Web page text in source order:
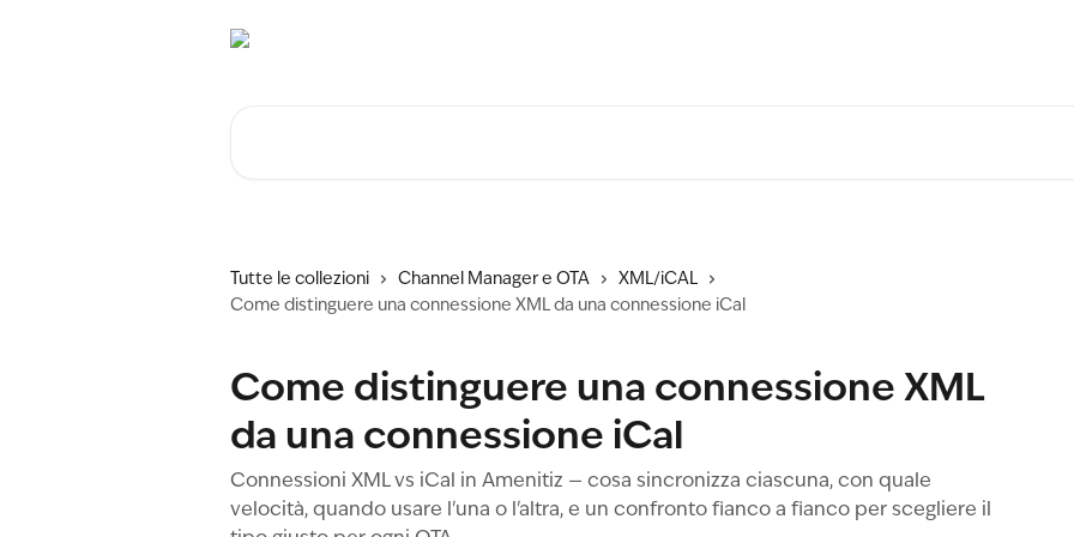
Tutte le collezioni Channel Manager e OTA
XML/iCAL
Come distinguere una connessione XML da una connessione iCal
Come distinguere una connessione XML
da una connessione iCal
Connessioni XML vs iCal in Amenitiz — cosa sincronizza ciascuna, con quale
velocità, quando usare l'una o l'altra, e un confronto fianco a fianco per scegliere il